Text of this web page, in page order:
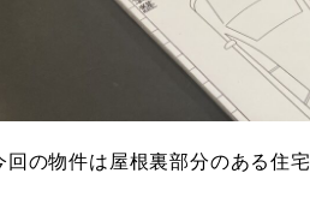
回の物件は屋根裏部分のある住宅